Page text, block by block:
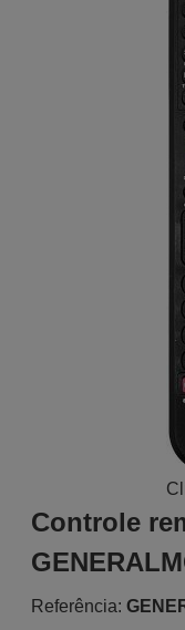
Controle
Referência: